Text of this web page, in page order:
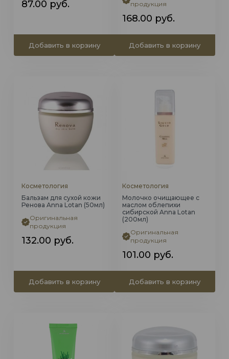
87.00 руб.
Добавить в корзину
продукция
168.00 руб.
Добавить в корзину
Косметология
Бальзам для сухой кожи
Ренова Anna Lotan (50мл)
Оригинальная
продукция
132.00 руб.
Добавить в корзину
Косметология
Молочко очищающее с
маслом облепихи
сибирской Anna Lotan
(200мл)
Оригинальная
продукция
101.00 руб.
Добавить в корзину